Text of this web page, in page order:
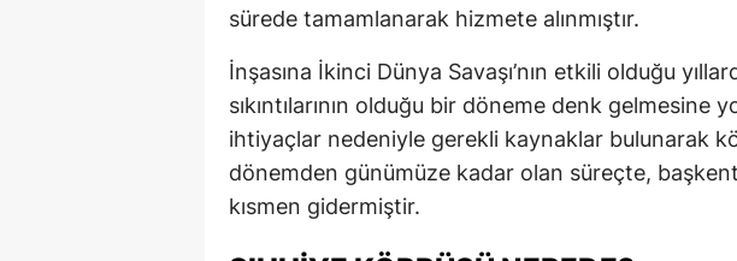
sürede tamamlanarak hizmete alınmıştır.
İnşasına İkinci Dünya Savaşı’nın etkili olduğu
sıkıntılarının olduğu bir döneme denk gelmesine
ihtiyaçlar nedeniyle gerekli kaynaklar bulunarak
dönemden günümüze kadar olan süreçte,
kısmen gidermiştir.